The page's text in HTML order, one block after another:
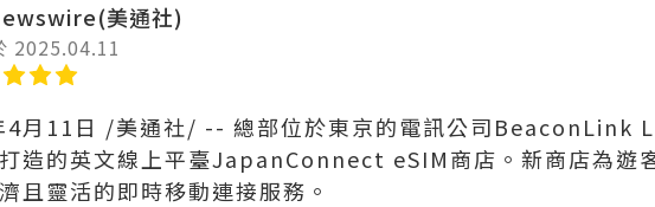
美通社)
2025.04.11
月11日 /美通社/ -- 總部位於東京的電訊公司BeaconLink
造的英文線上平臺JapanConnect eSIM商店。新商店為遊
且靈活的即時移動連接服務。